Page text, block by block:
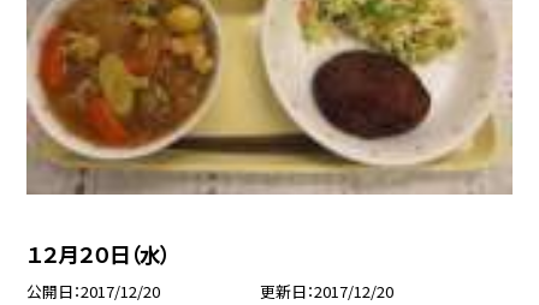
１２月２０日（水）
公開日 2017/12/20 更新日 2017/12/20